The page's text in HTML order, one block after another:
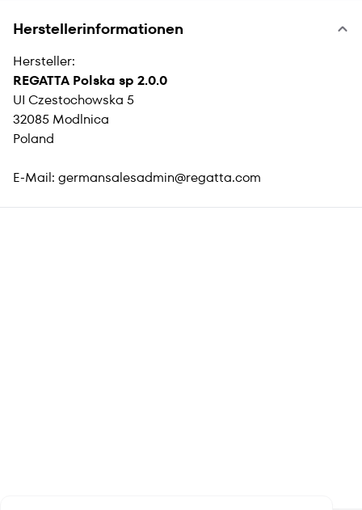
Herstellerinformationen
Hersteller:
REGATTA Polska sp 2.0.0
UI Czestochowska 5
32085 Modlnica
Poland
E-Mail: germansalesadmin@regatta.com